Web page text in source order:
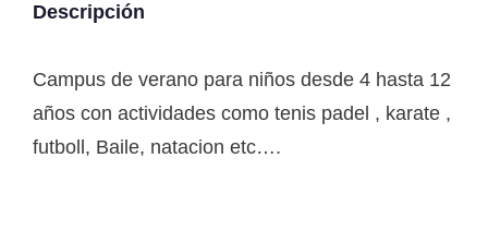
Descripción
Campus de verano para niños desde 4 hasta 12
años con actividades como tenis padel , karate ,
futboll, Baile, natacion etc….